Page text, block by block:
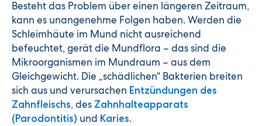
Besteht das Problem über einen längeren Zeitraum,
kann es unangenehme Folgen haben. Werden die
Schleimhäute im Mund nicht ausreichend
befeuchtet, gerät die Mundflora – das sind die
Mikroorganismen im Mundraum – aus dem
Gleichgewicht. Die „schädlichen“ Bakterien breiten
sich aus und verursachen Entzündungen des
Zahnfleischs, des Zahnhalteapparats
(Parodontitis) und Karies.